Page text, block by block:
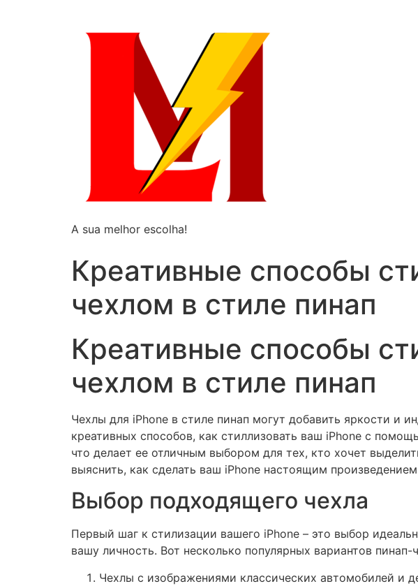
A sua melhor escolha!
Креативные способы
чехлом в стиле пинап
Креативные способы
чехлом в стиле пинап
Чехлы для iPhone в стиле пинап могут добавить яркости и
креативных способов, как стиллизовать ваш iPhone с
что делает ее отличным выбором для тех, кто хочет
выяснить, как сделать ваш iPhone настоящим
Выбор подходящего чехла
Первый шаг к стилизации вашего iPhone – это выбор
вашу личность. Вот несколько популярных вариантов пинап-
Чехлы с изображениями классических автомобилей и